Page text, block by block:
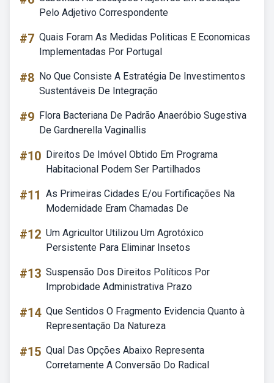
Pelo Adjetivo Correspondente
#7 Quais Foram As Medidas Politicas E Economicas
Implementadas Por Portugal
#8 No Que Consiste A Estratégia De Investimentos
Sustentáveis De Integração
#9 Flora Bacteriana De Padrão Anaeróbio Sugestiva
De Gardnerella Vaginallis
#10 Direitos De Imóvel Obtido Em Programa
Habitacional Podem Ser Partilhados
#11 As Primeiras Cidades E/ou Fortificações Na
Modernidade Eram Chamadas De
#12 Um Agricultor Utilizou Um Agrotóxico
Persistente Para Eliminar Insetos
#13 Suspensão Dos Direitos Políticos Por
Improbidade Administrativa Prazo
#14 Que Sentidos O Fragmento Evidencia Quanto à
Representação Da Natureza
#15 Qual Das Opções Abaixo Representa
Corretamente A Conversão Do Radical